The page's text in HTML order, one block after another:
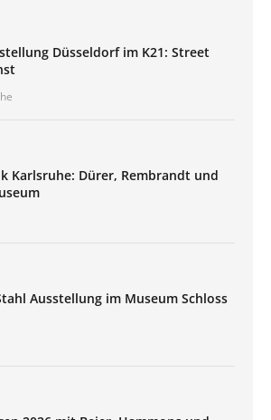
Düsseldorf im K21: Street
Karlsruhe: Dürer, Rembrandt und
Ausstellung im Museum Schloss